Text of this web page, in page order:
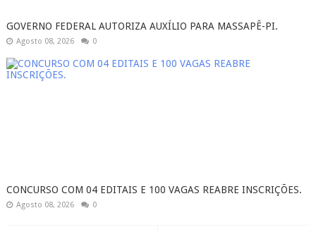
GOVERNO FEDERAL AUTORIZA AUXÍLIO PARA MASSAPÊ-PI.
Agosto 08, 2026 0
CONCURSO COM 04 EDITAIS E 100 VAGAS REABRE INSCRIÇÕES.
Agosto 08, 2026 0